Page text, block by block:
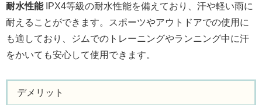
耐水性能IPX4等級の耐水性能を備えており、汗や軽い雨に
耐えることができます。スポーツやアウトドアでの使用に
も適しており、ジムでのトレーニングやランニング中に汗
をかいても安心して使用できます。
デメリット